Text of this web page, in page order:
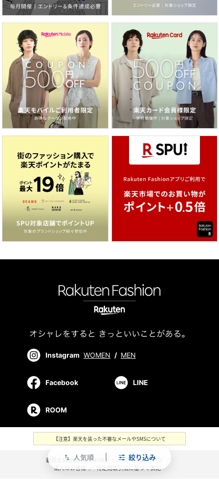
swap_vert 人気順 絞り込み
Instagram WOMEN / MEN
Facebook LINE
ROOM
【注意】楽天を装った不審なメールやSMSについて
新規会員登録 ／ ご利用ガイド ／ お問い合わせ
法人のお客様 ／ 特定商取引法に基づく表記